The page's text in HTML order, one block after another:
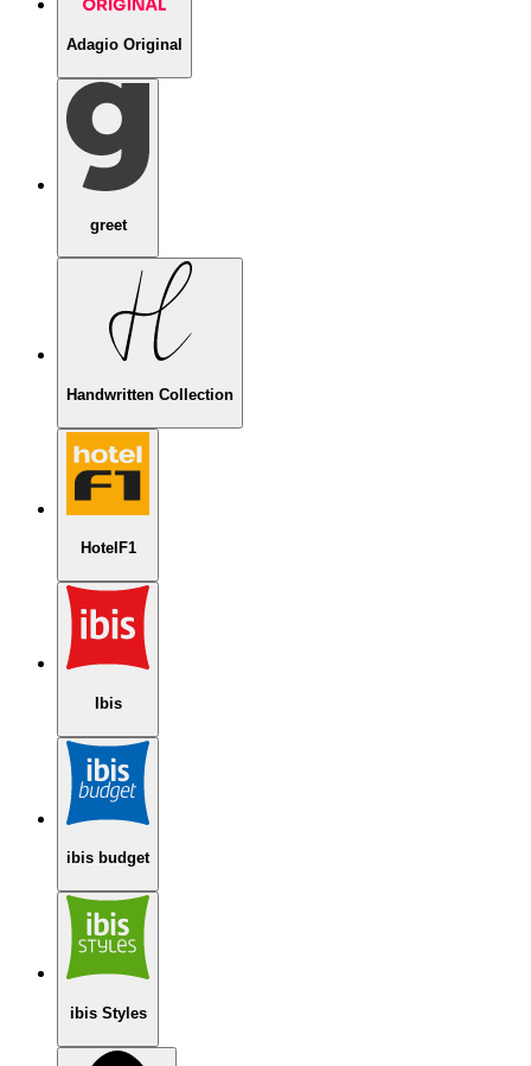
Adagio Original
greet
Handwritten Collection
HotelF1
Ibis
ibis budget
ibis Styles